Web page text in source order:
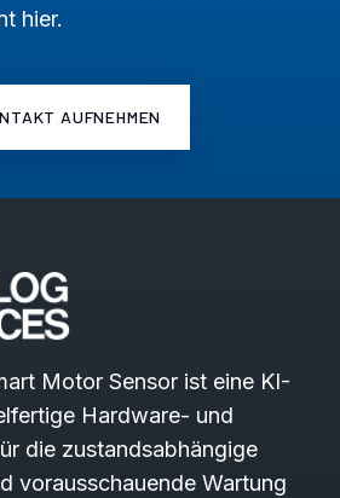
hier.
AUFNEHMEN
Motor Sensor ist eine KI-
Hardware- und
die zustandsabhängige
vorausschauende Wartung